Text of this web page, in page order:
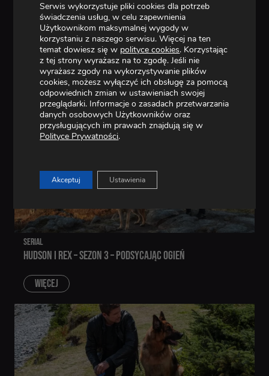
SERIAL
KOMISARZ REX – SEZON 5 – ZABÓJCZE SEKRETY
WIĘCEJ
SERIAL
HUDSON I REX – SEZON 3 – PODSYCAJĄC OGIEŃ
WIĘCEJ
Serwis wykorzystuje pliki cookies dla potrzeb
świadczenia usług, w celu zapewnienia
Użytkownikom maksymalnej wygody w
korzystaniu z naszego serwisu. Więcej na ten
temat dowiesz się w polityce cookies. Korzystając
z tej strony wyrażasz na to zgodę. Jeśli nie
wyrażasz zgody na wykorzystywanie plików
cookies, możesz wyłączyć ich obsługę za pomocą
odpowiednich zmian w ustawieniach swojej
przeglądarki. Informacje o zasadach przetwarzania
danych osobowych Użytkowników oraz
przysługujących im prawach znajdują się w
Polityce Prywatności.
Akceptuj Ustawienia